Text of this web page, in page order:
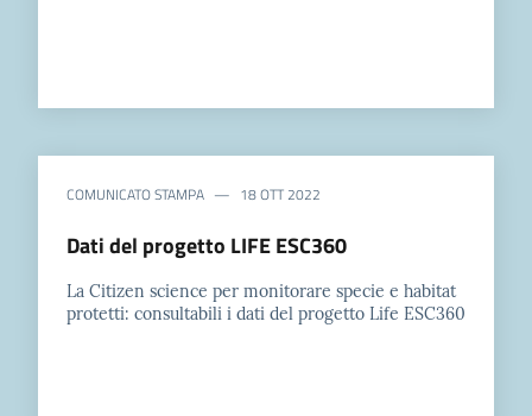
COMUNICATO STAMPA 18 OTT 2022
Dati del progetto LIFE ESC360
La Citizen science per monitorare specie e habitat
protetti: consultabili i dati del progetto Life ESC360